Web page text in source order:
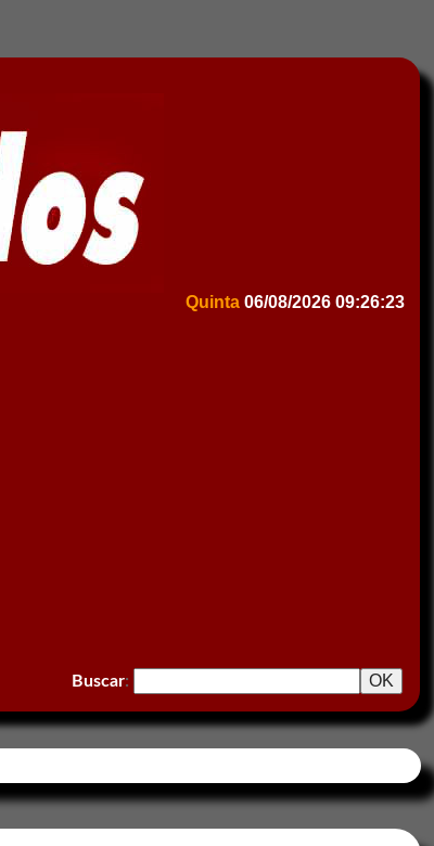
Quinta 06/08/2026 09:26:23
Buscar: